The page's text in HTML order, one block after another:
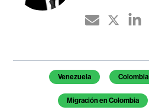
Temas de este artículo
Venezuela Colombia
Migración en Colombia